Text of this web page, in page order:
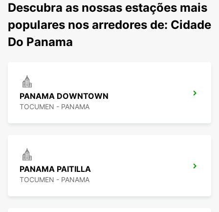
Descubra as nossas estações mais
populares nos arredores de: Cidade
Do Panama
PANAMA DOWNTOWN
TOCUMEN - PANAMA
PANAMA PAITILLA
TOCUMEN - PANAMA